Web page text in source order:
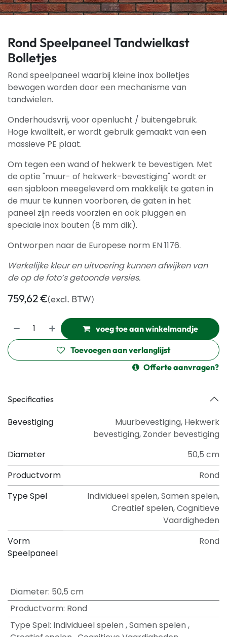
Rond Speelpaneel Tandwielkast
Bolletjes
Rond speelpaneel waarbij kleine inox bolletjes
bewogen worden door een mechanisme van
tandwielen.
Onderhoudsvrij, voor openlucht / buitengebruik.
Hoge kwaliteit, er wordt gebruik gemaakt van een
massieve PE plaat.
Om tegen een wand of hekwerk te bevestigen. Met
de optie "muur- of hekwerk-bevestiging" wordt er
een sjabloon meegeleverd om makkelijk te gaten in
de muur te kunnen voorboren, de gaten in het
paneel zijn reeds voorzien en ook pluggen en
speciale inox bouten (8 mm dik).
Ontworpen naar de Europese norm EN 1176.
Werkelijke kleur en uitvoering kunnen afwijken van
de op de foto’s getoonde versies.
759,62€(excl. BTW)
voeg toe aan winkelmandje
Toevoegen aan verlanglijst
Offerte aanvragen?
Specificaties
Bevestiging Muurbevestiging, Hekwerk
bevestiging, Zonder bevestiging
Diameter
50,5 cm
Productvorm
Rond
Type Spel
Individueel spelen,Samen spelen,
Creatief spelen,Cognitieve
Vaardigheden
Vorm
Speelpaneel
Rond
Diameter: 50,5 cm
Productvorm: Rond
Type Spel: Individueel spelen,Samen spelen,